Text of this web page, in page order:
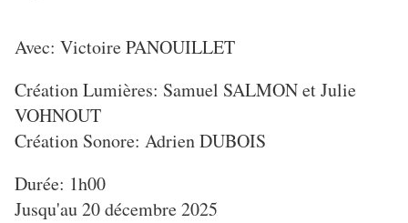
Avec: Victoire PANOUILLET
Création Lumières: Samuel SALMON et Julie
VOHNOUT
Création Sonore: Adrien DUBOIS
Durée: 1h00
Jusqu'au 20 décembre 2025